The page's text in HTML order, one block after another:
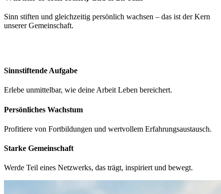
Sinn stiften und gleichzeitig persönlich wachsen – das ist der Kern
unserer Gemeinschaft.
Sinnstiftende Aufgabe
Erlebe unmittelbar, wie deine Arbeit Leben bereichert.
Persönliches Wachstum
Profitiere von Fortbildungen und wertvollem Erfahrungsaustausch.
Starke Gemeinschaft
Werde Teil eines Netzwerks, das trägt, inspiriert und bewegt.